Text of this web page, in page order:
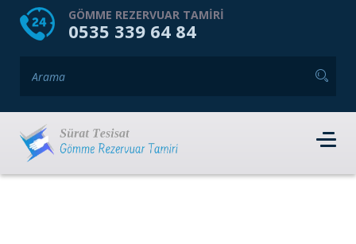
HOME HAKKIMIZDA
GÖMME REZERVUAR TAMIRI
0535 339 64 84